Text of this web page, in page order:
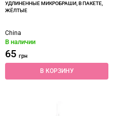
УДЛИНЕННЫЕ МИКРОБРАШИ, В ПАКЕТЕ,
ЖЁЛТЫЕ
China
В наличии
65 грн
В КОРЗИНУ